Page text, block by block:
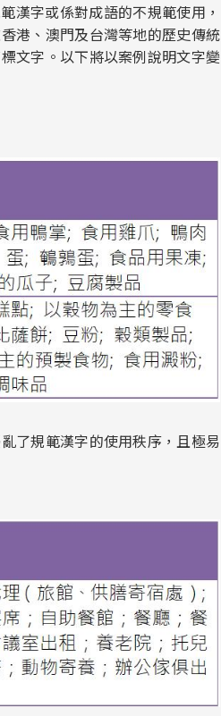
漢字或係對成語的不規範使用，
港、澳門及台灣等地的歷史傳統
文字。以下將以案例說明文字變
了規範漢字的使用秩序，且極易